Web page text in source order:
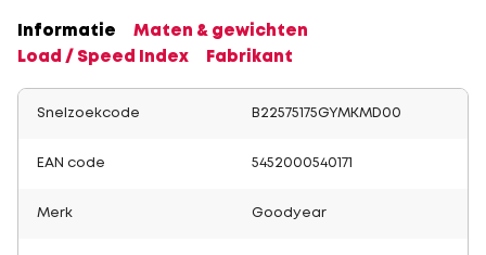
Informatie
Maten & gewichten
Load / Speed Index
Fabrikant
Snelzoekcode B22575175GYMKMD00
EAN code 5452000540171
Merk Goodyear